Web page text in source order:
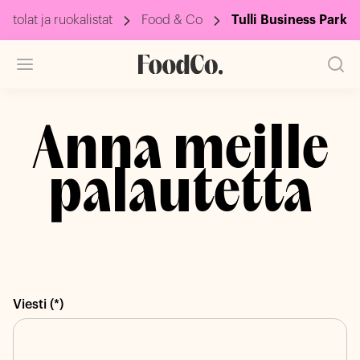
ja ruokalistat Food & Co Tulli Business Park
Anna meille
palautetta
Viesti